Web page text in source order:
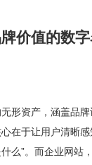
价值的数
形资产，涵盖品牌
在于让用户清晰感
么”。而企业网站